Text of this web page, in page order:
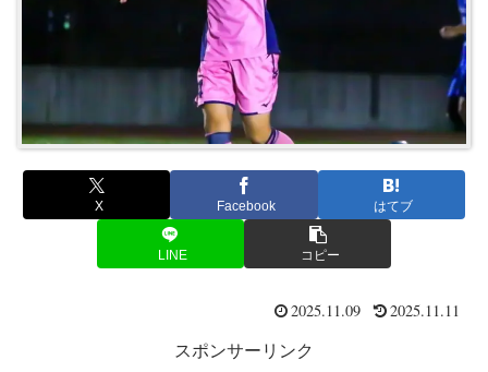
X Facebook はてブ
LINE コピー
2025.11.09 2025.11.11
スポンサーリンク